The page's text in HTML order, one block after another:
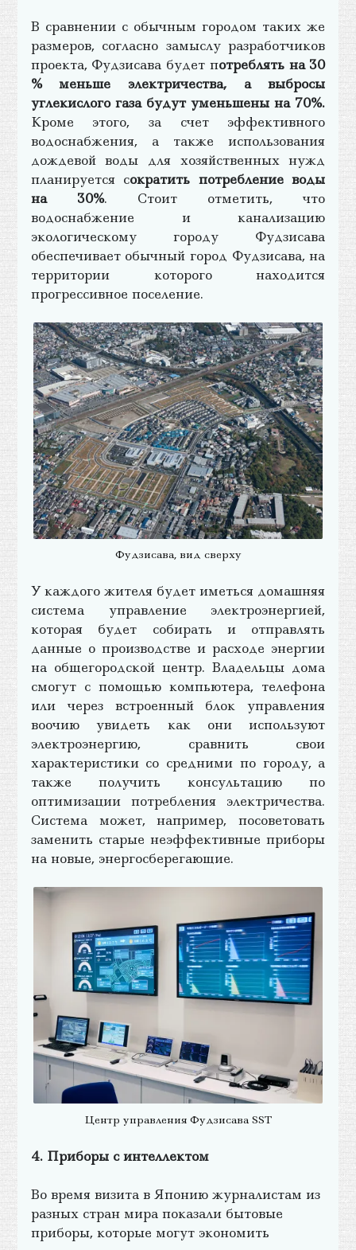
В сравнении с обычным городом таких же
размеров, согласно замыслу разработчиков
проекта, Фудзисава будет потреблять на 30
% меньше электричества, а выбросы
углекислого газа будут уменьшены на 70%.
Кроме этого, за счет эффективного
водоснабжения, а также использования
дождевой воды для хозяйственных нужд
планируется сократить потребление воды
на 30%. Стоит отметить, что
водоснабжение и канализацию
экологическому городу Фудзисава
обеспечивает обычный город Фудзисава, на
территории которого находится
прогрессивное поселение.
Фудзисава, вид сверху
У каждого жителя будет иметься домашняя
система управление электроэнергией,
которая будет собирать и отправлять
данные о производстве и расходе энергии
на общегородской центр. Владельцы дома
смогут с помощью компьютера, телефона
или через встроенный блок управления
воочию увидеть как они используют
электроэнергию, сравнить свои
характеристики со средними по городу, а
также получить консультацию по
оптимизации потребления электричества.
Система может, например, посоветовать
заменить старые неэффективные приборы
на новые, энергосберегающие.
Центр управления Фудзисава SST
4. Приборы с интеллектом
Во время визита в Японию журналистам из
разных стран мира показали бытовые
приборы, которые могут экономить